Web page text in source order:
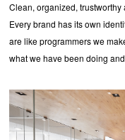
Clean, organized, trustworthy
Every brand has its own
are like programmers we
what we have been doing